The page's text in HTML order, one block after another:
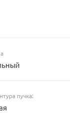
пучка: